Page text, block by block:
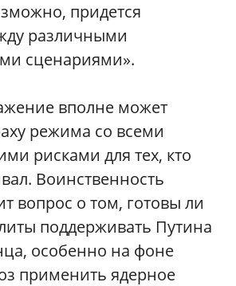
придется
различными
сценариями».
вполне может
режима со всеми
рисками для тех, кто
Воинственность
вопрос о том, готовы ли
поддерживать Путина
особенно на фоне
применить ядерное